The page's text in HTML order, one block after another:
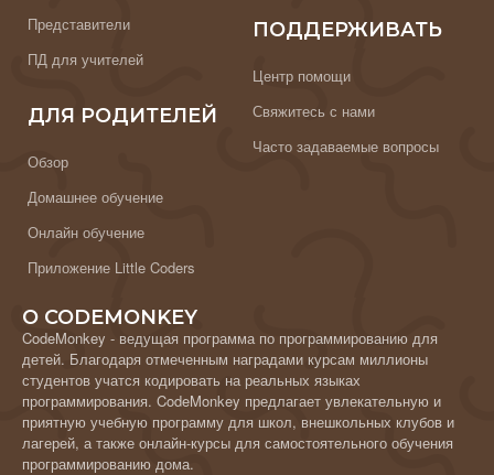
Представители
ПД для учителей
ДЛЯ РОДИТЕЛЕЙ
Обзор
Домашнее обучение
Онлайн обучение
Приложение Little Coders
ПОДДЕРЖИВАТЬ
Центр помощи
Свяжитесь с нами
Часто задаваемые вопросы
О CODEMONKEY
CodeMonkey - ведущая программа по программированию для
детей. Благодаря отмеченным наградами курсам миллионы
студентов учатся кодировать на реальных языках
программирования. CodeMonkey предлагает увлекательную и
приятную учебную программу для школ, внешкольных клубов и
лагерей, а также онлайн-курсы для самостоятельного обучения
программированию дома.